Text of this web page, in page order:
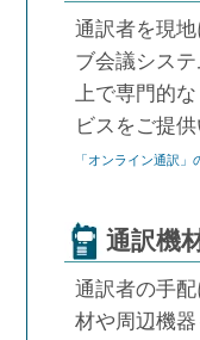
通訳者を現
ブ会議シス
上で専門的
ビスをご提供
「オンライン通訳」
通訳機
通訳者の手
材や周辺機